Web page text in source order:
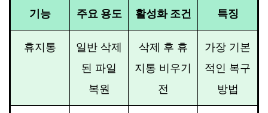
기능 주요 용도 활성화 조건 특징
휴지통
일반 삭제
된 파일
복원
삭제 후 휴
지통 비우기
전
가장 기본
적인 복구
방법